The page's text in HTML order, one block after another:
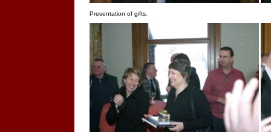
Presentation of gifts.